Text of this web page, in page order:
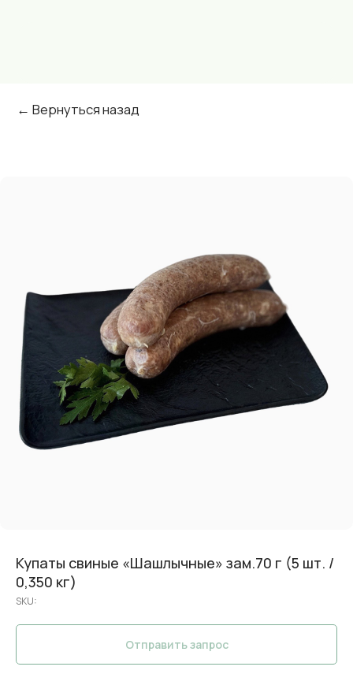
Купаты свиные «Шашлычные» зам.70 г (5 шт. /
0,350 кг)
SKU:
Отправить запрос